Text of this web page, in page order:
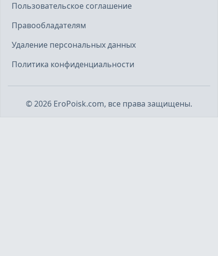
Пользовательское соглашение
Правообладателям
Удаление персональных данных
Политика конфиденциальности
©2026 EroPoisk.com, все права защищены.